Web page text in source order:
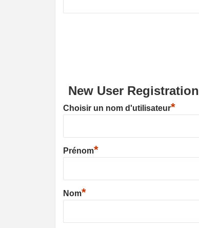
New User Registration
Choisir un nom d'utilisateur*
Prénom*
Nom*